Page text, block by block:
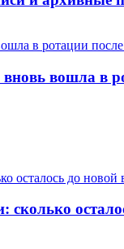
вошла в